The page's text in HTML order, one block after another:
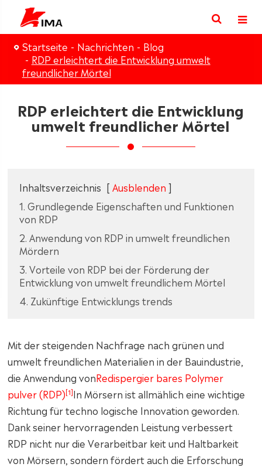
Startseite Nachrichten
Blog
RDP erleichtert die Entwicklung umwelt
freundlicher Mörtel
RDP erleichtert die Entwicklung
umwelt freundlicher Mörtel
Inhaltsverzeichnis [ Ausblenden ]
1. Grundlegende Eigenschaften und Funktionen
von RDP
2. Anwendung von RDP in umwelt freundlichen
Mördern
3. Vorteile von RDP bei der Förderung der
Entwicklung von umwelt freundlichem Mörtel
4. Zukünftige Entwicklungs trends
Mit der steigenden Nachfrage nach grünen und
umwelt freundlichen Materialien in der Bauindustrie,
die Anwendung vonRedispergier bares Polymer
pulver (RDP)[1]In Mörsern ist allmählich eine wichtige
Richtung für techno logische Innovation geworden.
Dank seiner hervorragenden Leistung verbessert
RDP nicht nur die Verarbeitbar keit und Haltbarkeit
von Mörsern, sondern fördert auch die Erforschung